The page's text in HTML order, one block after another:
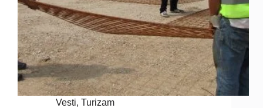
Vesti,Turizam